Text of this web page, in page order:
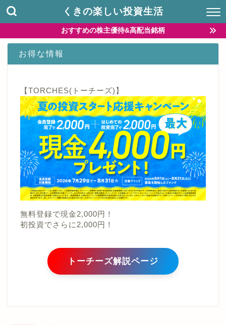
くきの楽しい投資生活
おすすめの株主優待&高配当銘柄
お得な情報
【TORCHES(トーチーズ)】
無料登録で現金2,000円！
初投資でさらに2,000円！
トーチーズ解説ページ